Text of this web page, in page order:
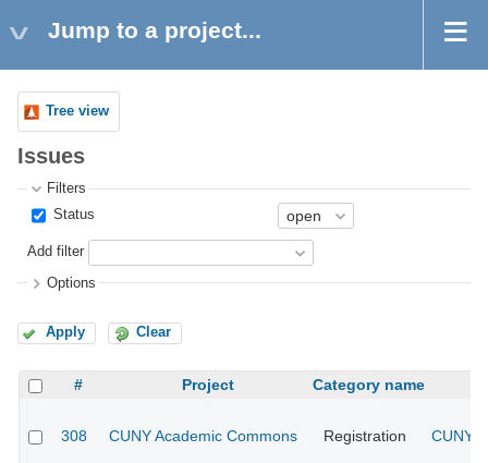
Jump to a project...
Tree view
Issues
Filters
Status
Add filter
Options
Apply Clear
# Project Category name
308 CUNY Academic Commons Registration CUNY